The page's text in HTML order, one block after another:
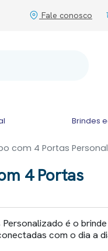
Fale conosco
Brindes
com 4 Portas
4 Portas
é o brinde
com o dia a